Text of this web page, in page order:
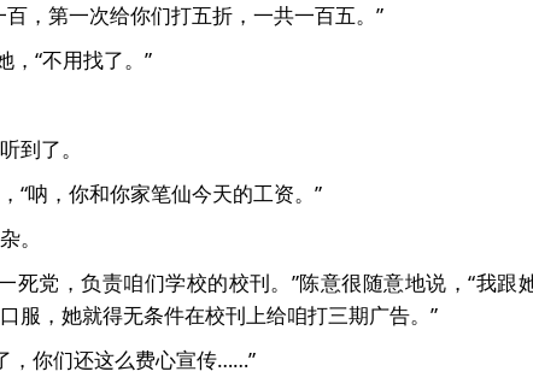
，第一次给你们打五折，一共一百五。”
，“不用找了。”
到了。
“呐，你和你家笔仙今天的工资。”
。
死党，负责咱们学校的校刊。”陈意很随意地说，“我跟
服，她就得无条件在校刊上给咱打三期广告。”
，你们还这么费心宣传……”